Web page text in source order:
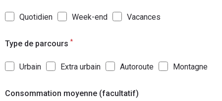
Quotidien Week-end Vacances
Type de parcours *
Urbain Extra urbain Autoroute Montagne
Consommation moyenne (facultatif)